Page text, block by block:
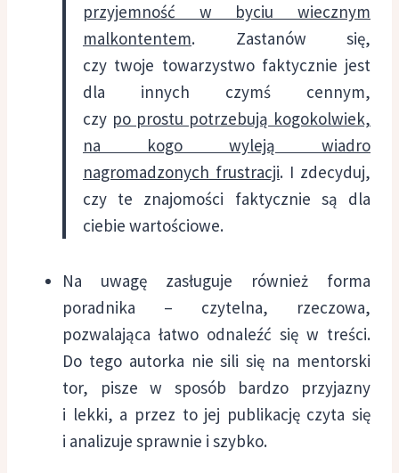
przyjemność w byciu wiecznym
malkontentem. Zastanów się,
czy twoje towarzystwo faktycznie jest
dla innych czymś cennym,
czy po prostu potrzebują kogokolwiek,
na kogo wyleją wiadro
nagromadzonych frustracji. I zdecyduj,
czy te znajomości faktycznie są dla
ciebie wartościowe.
Na uwagę zasługuje również forma
poradnika – czytelna, rzeczowa,
pozwalająca łatwo odnaleźć się w treści.
Do tego autorka nie sili się na mentorski
tor, pisze w sposób bardzo przyjazny
i lekki, a przez to jej publikację czyta się
i analizuje sprawnie i szybko.